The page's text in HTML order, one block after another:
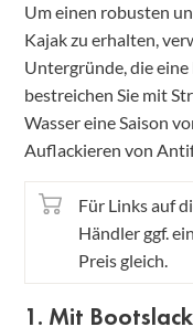
Um einen robusten
Kajak zu erhalten,
Untergründe, die
bestreichen Sie mit
Wasser eine Saison
Auflackieren von
Für Links auf
Händler ggf.
Preis gleich.
1. Mit